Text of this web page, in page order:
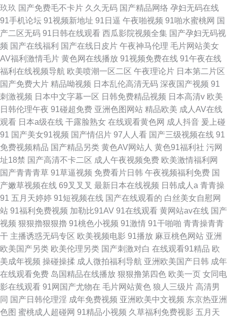
玖玖 国产免费毛不卡片 久久无码 国产精品网络 孕妇无码在线
91手机论坛 91视频新地址 91日逼 午夜啪视频 91啪水蜜桃网 国
产二区无码 91日韩在线观看 西瓜影院视频全集 国产孕妇无码视
频 国产在线福利 国产在线日皮片 午夜神马伦理 毛片网站美女
AV福利激情毛片 黄色网在线播放 91视频免费在线 91午夜在线
福利在线视频导航 欧美喷潮一区二区 午夜理论片 日本第二片区
国产免费大片 精品呦视频 日本乱伦高清无码 深夜国产视频 91
刺激视频 日本中文字幕一区 日韩免费精品视频 日本高清v 欧美
日韩伦理午夜 91碰超免费 亚洲色图网站 精品欧美 成人AV在线
观看 日本a级在线 干露脸熟女 在线观看黄色网 成人抖音 爰上碰
91 国产美女91视频 国产情侣片 97人人看 国产三级视频在线 91
免费视频精品 国产精品另类 黄色AV网站人 黄色91福利社 污网
址18禁 国产高清不卡二区 成人午夜视频免费 欧美激情福利网
国产青青青草 91草逼视频 免费看片日韩 午夜视频福利免费 国
产嫩草视频在线 69叉叉叉 最新日本在线视频 日韩成人a 青青操
91 五月天婷婷 91短视频在线 国产在线观看的 白丝美女自慰网
站 91福利免费视频 加勒比91AV 91在线观看 黄网站av在线 国产
视频 狠狠擼狠狠擼 91桃色小视频 91激情 91干啪啪 青青操青青
干 主播诱惑无码专区 欧美视频电影 91播放 麻豆桃色网站 亚洲
欧美国产另类 欧美伦理另类 国产刺激对白 在线观看91精品 欧
美成年视频 操碰操揉 成人微拍福利导航 亚洲欧美国产日韩 成年
在线观看免费 岛国精品在线播放 狠狠撸第四色 欧美一页 女同电
影在线观看 91网国产尤物在 毛片网站黄色 狼人三级片 高清男
同 国产日韩伦理淫 成年免费视频 亚洲欧美中文视频 东京热亚洲
色图 蜜桃成人超碰网 91精品小视频 久草福利免费视影 五月天